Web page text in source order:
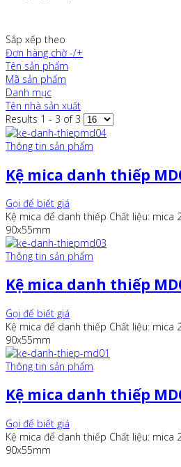
Sắp xếp theo
Đơn hàng chờ -/+
Tên sản phẩm
Mã sản phẩm
Danh mục
Tên nhà sản xuất
Results 1 - 3 of 3
Thông tin sản phẩm
Kệ mica danh thiếp
Gọi để biết giá
Kệ mica để danh thiếp Chất liệu:
90x55mm
Thông tin sản phẩm
Kệ mica danh thiếp
Gọi để biết giá
Kệ mica để danh thiếp Chất liệu:
90x55mm
Thông tin sản phẩm
Kệ mica danh thiếp
Gọi để biết giá
Kệ mica để danh thiếp Chất liệu:
90x55mm